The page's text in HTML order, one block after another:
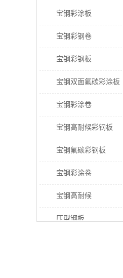
宝钢彩涂板
宝钢彩钢卷
宝钢彩钢板
宝钢双面氟碳彩涂板
宝钢彩涂卷
宝钢高耐候彩钢板
宝钢氟碳彩钢板
宝钢彩涂卷
宝钢高耐候
压型钢板